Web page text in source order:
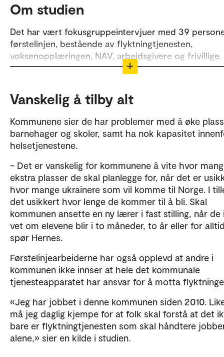
Om studien
Det har vært fokusgruppeintervjuer med 39
førstelinjen, bestående av flyktningtjenesten,
voksenopplæringen, NAV, arbeidsgivere og frivillige.
Studien inkluderer i tillegg surveyer til ukrainere,
respondenter.
Det har også vært sendt survey til ansvarlige i
flyktningtjenesten i kommuner, med en svarprosent
Vanskelig å tilby alt
Kommunene sier de har problemer med å øke
barnehager og skoler, samt ha nok kapasitet
helsetjenestene.
– Det er vanskelig for kommunene å vite hvor
ekstra plasser de skal planlegge for, når det er
hvor mange ukrainere som vil komme til Norge. I
det usikkert hvor lenge de kommer til å bli. Skal
kommunen ansette en ny lærer i fast stilling, når de
vet om elevene blir i to måneder, to år eller for
spør Hernes.
Førstelinjearbeiderne har også opplevd at andre i
kommunen ikke innser at hele det kommunale
tjenesteapparatet har ansvar for å motta
«Jeg har jobbet i denne kommunen siden 2010.
må jeg daglig kjempe for at folk skal forstå at det
bare er flyktningtjenesten som skal håndtere
alene,» sier en kilde i studien.